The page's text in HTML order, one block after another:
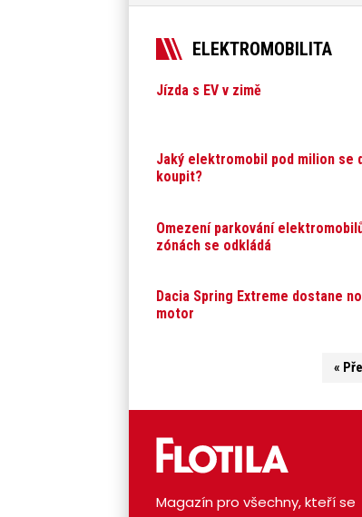
ELEKTROMOBILITA
Jízda s EV v zimě
Jaký elektromobil pod milion se
koupit?
Omezení parkování
zónách se odkládá
Dacia Spring Extreme dostane
motor
«
Magazín pro všechny, kteří se